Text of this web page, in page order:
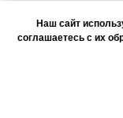
Наш сайт
соглашаетесь с их